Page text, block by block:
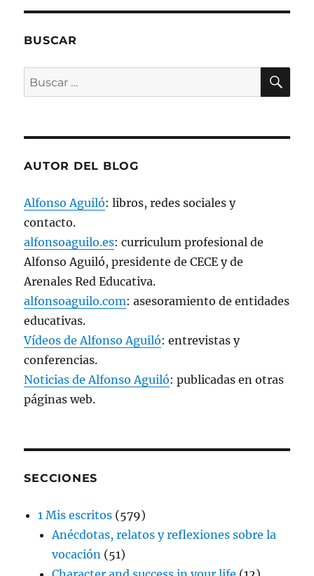
n
u
a
BUSCAR
Buscar
por:
AUTOR DEL BLOG
Alfonso Aguiló: libros, redes sociales y
contacto.
alfonsoaguilo.es: curriculum profesional de
Alfonso Aguiló, presidente de CECE y de
Arenales Red Educativa.
alfonsoaguilo.com: asesoramiento de entidades
educativas.
Vídeos de Alfonso Aguiló: entrevistas y
conferencias.
Noticias de Alfonso Aguiló: publicadas en otras
páginas web.
SECCIONES
1 Mis escritos (579)
Anécdotas, relatos y reflexiones sobre la
vocación (51)